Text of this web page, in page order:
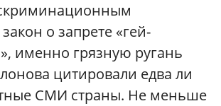
о запрете «гей-
именно грязную ругань
цитировали едва ли
СМИ страны. Не меньше